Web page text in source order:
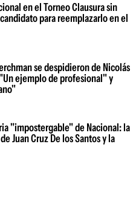
en el Torneo Clausura sin
para reemplazarlo en el
se despidieron de Nicolás
ejemplo de profesional" y
"impostergable" de Nacional: la
Juan Cruz De los Santos y la